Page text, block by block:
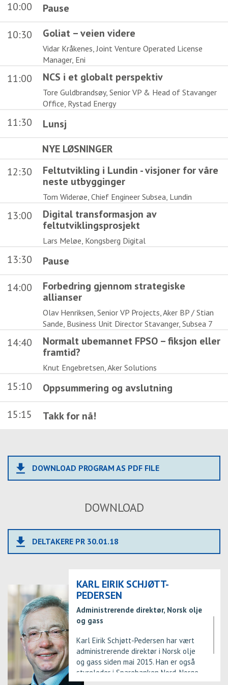
10:00
Pause
10:30
Goliat – veien videre
Vidar Kråkenes, Joint Venture Operated License
Manager, Eni
11:00 NCS i et globalt perspektiv
Tore Guldbrandsøy, Senior VP & Head of Stavanger
Office, Rystad Energy
11:30
Lunsj
NYE LØSNINGER
12:30
Feltutvikling i Lundin - visjoner for våre
neste utbygginger
Tom Widerøe, Chief Engineer Subsea, Lundin
13:00
Digital transformasjon av
feltutviklingsprosjekt
Lars Meløe, Kongsberg Digital
13:30
Pause
14:00
Forbedring gjennom strategiske
allianser
Olav Henriksen, Senior VP Projects, Aker BP / Stian
Sande, Business Unit Director Stavanger, Subsea 7
14:40
Normalt ubemannet FPSO – fiksjon eller
framtid?
Knut Engebretsen, Aker Solutions
15:10
Oppsummering og avslutning
15:15
Takk for nå!
file_download DOWNLOAD PROGRAM AS PDF FILE
DOWNLOAD
file_download DELTAKERE PR 30.01.18
KARL EIRIK SCHJØTT-
PEDERSEN
Administrerende direktør, Norsk olje
og gass
Karl Eirik Schjøtt-Pedersen har vært
administrerende direktør i Norsk olje
og gass siden mai 2015. Han er også
styreleder i Sparebanken Nord-Norge